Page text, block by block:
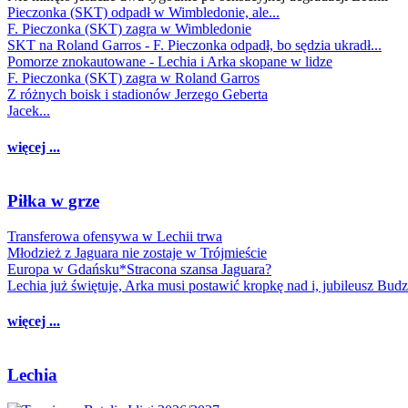
Pieczonka (SKT) odpadł w Wimbledonie, ale...
F. Pieczonka (SKT) zagra w Wimbledonie
SKT na Roland Garros - F. Pieczonka odpadł, bo sędzia ukradł...
Pomorze znokautowane - Lechia i Arka skopane w lidze
F. Pieczonka (SKT) zagra w Roland Garros
Z różnych boisk i stadionów Jerzego Geberta
Jacek...
więcej ...
Piłka w grze
Transferowa ofensywa w Lechii trwa
Młodzież z Jaguara nie zostaje w Trójmieście
Europa w Gdańsku*Stracona szansa Jaguara?
Lechia już świętuje, Arka musi postawić kropkę nad i, jubileusz
więcej ...
Lechia